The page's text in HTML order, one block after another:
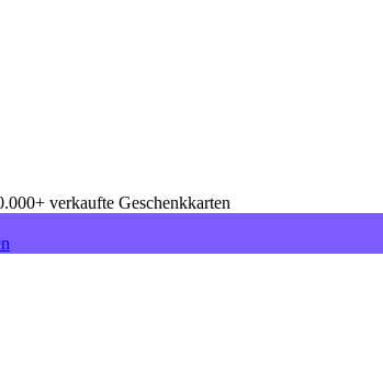
verkaufte Geschenkkarten